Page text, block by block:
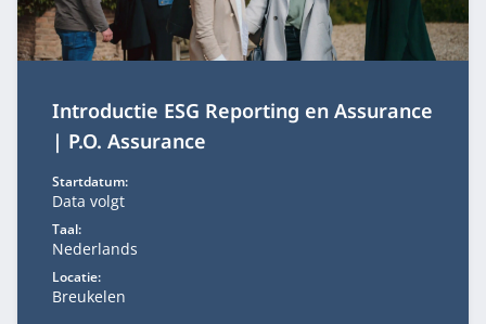
Introductie ESG Reporting en Assurance
| P.O. Assurance
Startdatum:
Data volgt
Taal:
Nederlands
Locatie:
Breukelen